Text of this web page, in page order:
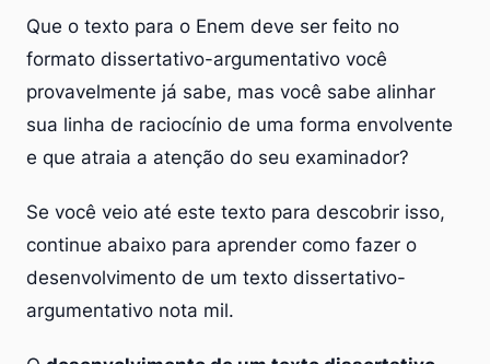
Que o texto para o Enem deve ser feito no
formato dissertativo-argumentativo você
provavelmente já sabe, mas você sabe alinhar
sua linha de raciocínio de uma forma envolvente
e que atraia a atenção do seu examinador?
Se você veio até este texto para descobrir isso,
continue abaixo para aprender como fazer o
desenvolvimento de um texto dissertativo-
argumentativo nota mil.